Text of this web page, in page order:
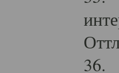
36.